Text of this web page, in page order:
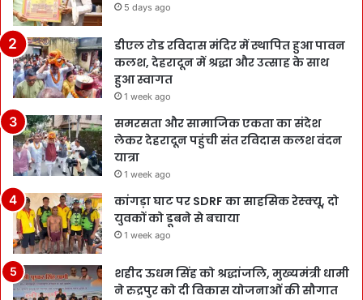
5 days ago
डीएल रोड रविदास मंदिर में स्थापित हुआ पावन
कलश, देहरादून में श्रद्धा और उत्साह के साथ
हुआ स्वागत
1 week ago
समरसता और सामाजिक एकता का संदेश
लेकर देहरादून पहुंची संत रविदास कलश वंदन
यात्रा
1 week ago
कांगड़ा घाट पर SDRF का साहसिक रेस्क्यू, दो
युवकों को डूबने से बचाया
1 week ago
शहीद ऊधम सिंह को श्रद्धांजलि, मुख्यमंत्री धामी
ने रुद्रपुर को दी विकास योजनाओं की सौगात